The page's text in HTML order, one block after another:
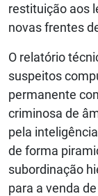
restituição aos
novas frentes
O relatório
suspeitos
permanente
criminosa de
pela
de forma
subordinação
para a venda